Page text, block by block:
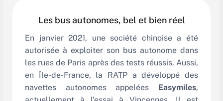
Les bus autonomes, bel et bien réel
En janvier 2021, une société chinoise a été
autorisée à exploiter son bus autonome dans
les rues de Paris après des tests réussis. Aussi,
en Île-de-France, la RATP a développé des
navettes autonomes appelées Easymiles,